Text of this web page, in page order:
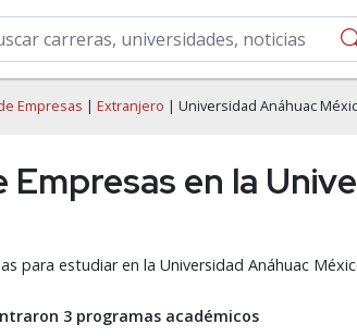
Empresas | Extranjero | Universidad Anáhuac
en la
para estudiar en la Universidad Anáhuac
3 programas académicos